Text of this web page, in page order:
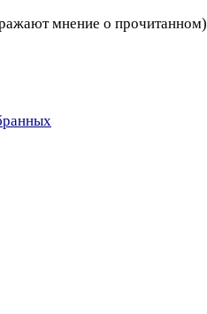
мнение о прочитанном)